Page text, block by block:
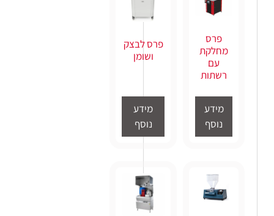
פרס
מחלקת
עם
רשתות
מידע
נוסף
פרס לבצק
ושומן
מידע
נוסף